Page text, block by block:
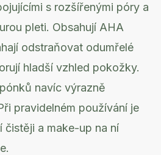
s rozšířenými póry a
pleti. Obsahují AHA
odstraňovat odumřelé
hladší vzhled pokožky.
navíc výrazně
pravidelném používání je
čistěji a make-up na ní